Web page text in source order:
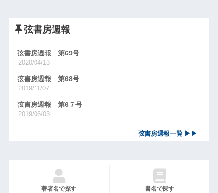
弦書房週報
弦書房週報 第69号
2020/04/13
弦書房週報 第68号
2019/11/07
弦書房週報 第6７号
2019/06/03
弦書房週報一覧 ▶▶
著者名で探す 書名で探す